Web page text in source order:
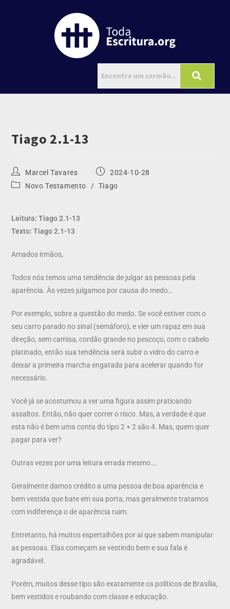
Tiago 2.1-13
Marcel Tavares
2024-10-28
Novo Testamento
/ Tiago
Leitura: Tiago 2.1-13
Texto: Tiago 2.1-13
Amados irmãos,
Todos nós temos uma tendência de julgar as pessoas pela
aparência. Às vezes julgamos por causa do medo…
Por exemplo, sobre a questão do medo. Se você estiver com o
seu carro parado no sinal (semáforo), e vier um rapaz em sua
direção, sem camisa, cordão grande no pescoço, com o cabelo
platinado, então sua tendência será subir o vidro do carro e
deixar a primeira marcha engatada para acelerar quando for
necessário.
Você já se acostumou a ver uma figura assim praticando
assaltos. Então, não quer correr o risco. Mas, a verdade é que
esta não é bem uma conta do tipo 2 + 2 são 4. Mas, quem quer
pagar para ver?
Outras vezes por uma leitura errada mesmo….
Geralmente damos crédito a uma pessoa de boa aparência e
bem vestida que bate em sua porta, mas geralmente tratamos
com indiferença o de aparência ruim.
Entretanto, há muitos espertalhões por aí que sabem manipular
as pessoas. Elas começam se vestindo bem e sua fala é
agradável.
Porém, muitos desse tipo são exatamente os políticos de Brasília,
bem vestidos e roubando com classe e educação.